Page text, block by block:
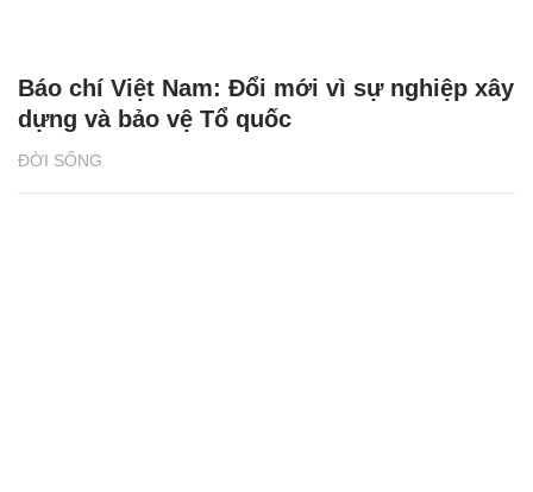
ĐỜI SỐNG
Báo chí Việt Nam: Đổi mới vì sự nghiệp xây
dựng và bảo vệ Tổ quốc